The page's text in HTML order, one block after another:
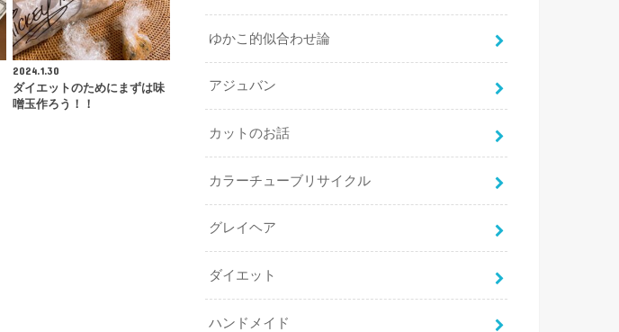
2024.1.30
ダイエットのためにまずは味
噌玉作ろう！！
ゆかこ的似合わせ論
アジュバン
カットのお話
カラーチューブリサイクル
グレイヘア
ダイエット
ハンドメイド